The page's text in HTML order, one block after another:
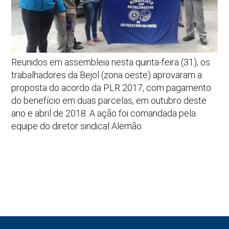
Reunidos em assembleia nesta quinta-feira (31), os
trabalhadores da Bejol (zona oeste) aprovaram a
proposta do acordo da PLR 2017, com pagamento
do benefício em duas parcelas, em outubro deste
ano e abril de 2018. A ação foi comandada pela
equipe do diretor sindical Alemão.